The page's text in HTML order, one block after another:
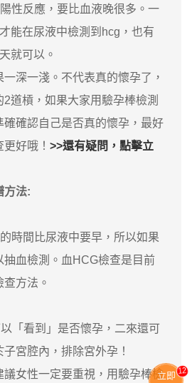
反應，要比血液晚很多。一
能在尿液中檢測到hcg，也有
就可以。
一淺。不代表真的懷孕了，
2道槓，如果大家用驗孕棒檢測
確確認自己是否真的懷孕，最好
好哦！ >>還有疑問，點擊立
方法:
間比尿液中要早，所以如果
抽血檢測。血HCG檢查是目前
方法。
看到」是否懷孕，二來還可
宮腔內，排除宮外孕！
女性一定要重視，用驗孕棒檢立即13